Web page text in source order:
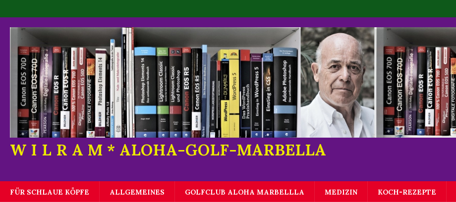
W I L R A M * ALOHA-GOLF-MARBELLA
FÜR SCHLAUE KÖPFE ALLGEMEINES GOLFCLUB ALOHA MARBELLLA MEDIZIN KOCH-REZEPTE